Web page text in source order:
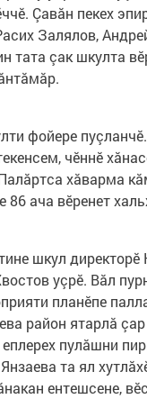
Çавăн пекех
Залялов,
тата çак шкулта
фойере
чӗннӗ
хăварма
86 ача вӗренет
шкул директорӗ
уçрӗ. Вăл
планӗпе
район ятарлă
пулăшни
та ял
ентешсене,